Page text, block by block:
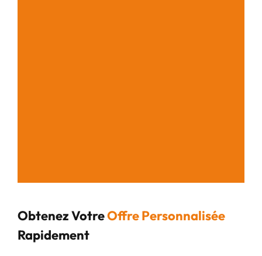
Obtenez VotreOffre Personnalisée
Rapidement